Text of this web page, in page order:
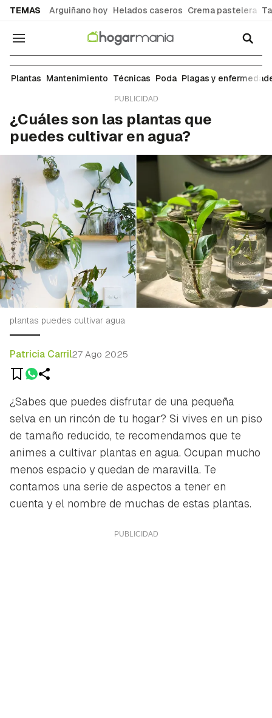
TEMAS Arguiñano hoy Helados caseros Crema pastelera
Navegación
Técnicas
Plantas Mantenimiento Técnicas Poda Plagas y
¿Cuáles son las plantas que
puedes cultivar en agua?
plantas puedes cultivar agua
Patricia Carril27 Ago 2025
¿Sabes que puedes disfrutar de una pequeña
selva en un rincón de tu hogar? Si vives en un piso
de tamaño reducido, te recomendamos que te
animes a cultivar plantas en agua. Ocupan mucho
menos espacio y quedan de maravilla. Te
contamos una serie de aspectos a tener en
cuenta y el nombre de muchas de estas plantas.